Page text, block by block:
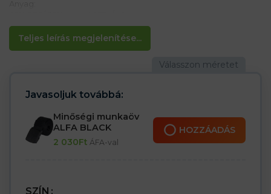
Teljes leírás megjelenítése...
Jellemzők:
– Hosszú ujjú ing
– HACCP (élelmiszeripar) munkára tervezve
– A szegély alatt rejtett szegecses rögzítés
Javasoljuk továbbá:
Minőségi munkaöv
ALFA BLACK
2 030Ft ÁFA-val
HOZZÁADÁS
SZÍN